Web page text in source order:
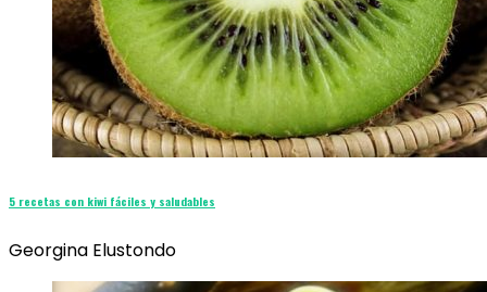
5 recetas con kiwi fáciles y saludables
Georgina Elustondo